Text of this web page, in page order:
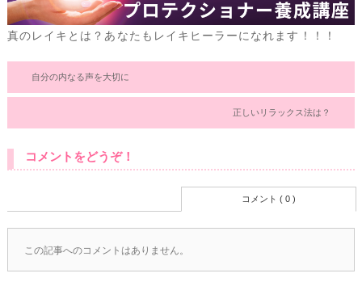
真のレイキとは？あなたもレイキヒーラーになれます！！！
自分の内なる声を大切に
正しいリラックス法は？
コメントをどうぞ！
コメント ( 0 )
この記事へのコメントはありません。